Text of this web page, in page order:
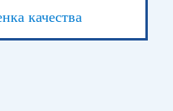
качества